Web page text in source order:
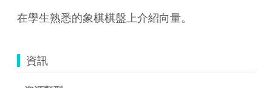
在學生熟悉的象棋棋盤上介紹向量。
資訊